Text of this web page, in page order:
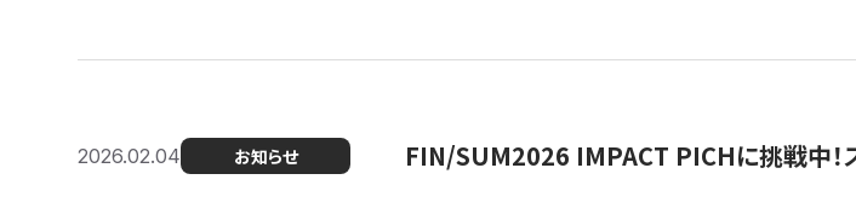
2026.02.04 お知らせ FIN/SUM2026 IMPACT PICHに挑戦中！